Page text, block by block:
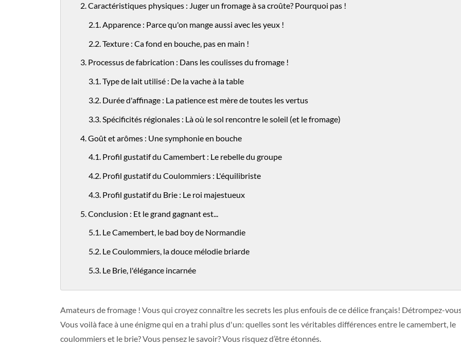
2. Caractéristiques physiques : Juger un fromage à sa croûte? Pourquoi pas !
2.1. Apparence : Parce qu'on mange aussi avec les yeux !
2.2. Texture : Ca fond en bouche, pas en main !
3. Processus de fabrication : Dans les coulisses du fromage !
3.1. Type de lait utilisé : De la vache à la table
3.2. Durée d'affinage : La patience est mère de toutes les vertus
3.3. Spécificités régionales : Là où le sol rencontre le soleil (et le fromage)
4. Goût et arômes : Une symphonie en bouche
4.1. Profil gustatif du Camembert : Le rebelle du groupe
4.2. Profil gustatif du Coulommiers : L'équilibriste
4.3. Profil gustatif du Brie : Le roi majestueux
5. Conclusion : Et le grand gagnant est...
5.1. Le Camembert, le bad boy de Normandie
5.2. Le Coulommiers, la douce mélodie briarde
5.3. Le Brie, l'élégance incarnée
Amateurs de fromage ! Vous qui croyez connaître les secrets les plus enfouis de ce délice français! Détrompez-
Vous voilà face à une énigme qui en a trahi plus d'un: quelles sont les véritables différences entre le camembert, le
coulommiers et le brie? Vous pensez le savoir? Vous risquez d’être étonnés.